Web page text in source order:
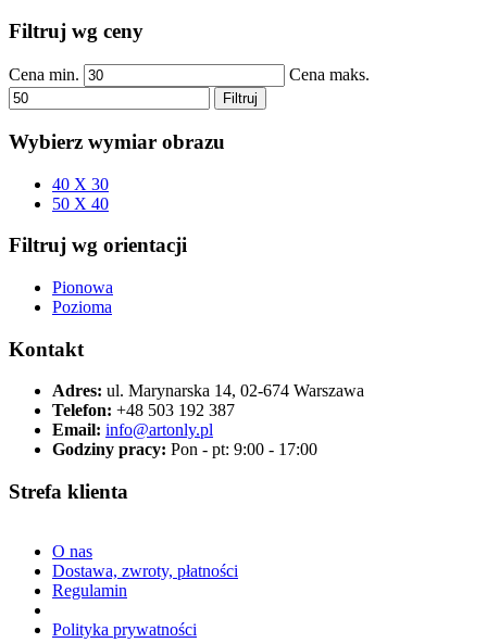
Filtruj wg ceny
Cena min. Cena maks.
Filtruj
Wybierz wymiar obrazu
40 X 30
50 X 40
Filtruj wg orientacji
Pionowa
Pozioma
Kontakt
Adres: ul. Marynarska 14, 02-674 Warszawa
Telefon: +48 503 192 387
Email: info@artonly.pl
Godziny pracy: Pon - pt: 9:00 - 17:00
Strefa klienta
O nas
Dostawa, zwroty, płatności
Regulamin
Polityka prywatności